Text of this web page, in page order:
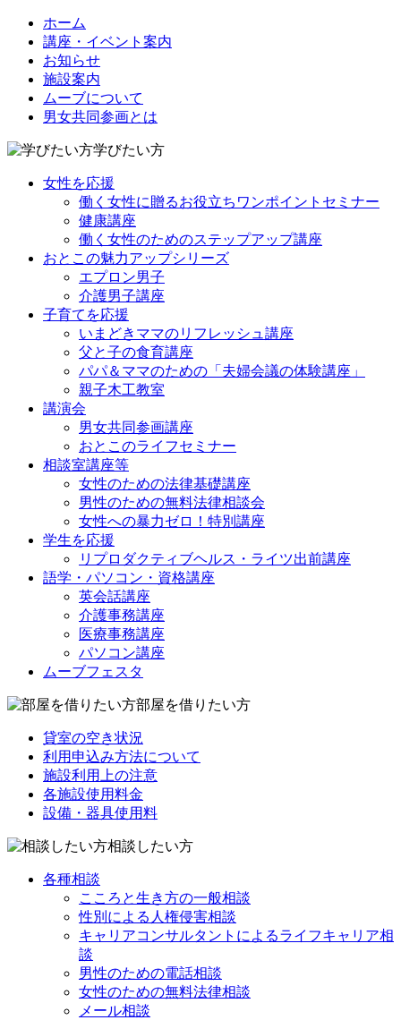
ホーム
講座・イベント案内
お知らせ
施設案内
ムーブについて
男女共同参画とは
学びたい方
女性を応援
働く女性に贈るお役立ちワンポイントセミナー
健康講座
働く女性のためのステップアップ講座
おとこの魅力アップシリーズ
エプロン男子
介護男子講座
子育てを応援
いまどきママのリフレッシュ講座
父と子の食育講座
パパ＆ママのための「夫婦会議の体験講座」
親子木工教室
講演会
男女共同参画講座
おとこのライフセミナー
相談室講座等
女性のための法律基礎講座
男性のための無料法律相談会
女性への暴力ゼロ！特別講座
学生を応援
リプロダクティブヘルス・ライツ出前講座
語学・パソコン・資格講座
英会話講座
介護事務講座
医療事務講座
パソコン講座
ムーブフェスタ
部屋を借りたい方
貸室の空き状況
利用申込み方法について
施設利用上の注意
各施設使用料金
設備・器具使用料
相談したい方
各種相談
こころと生き方の一般相談
性別による人権侵害相談
キャリアコンサルタントによるライフキャリア相
談
男性のための電話相談
女性のための無料法律相談
メール相談